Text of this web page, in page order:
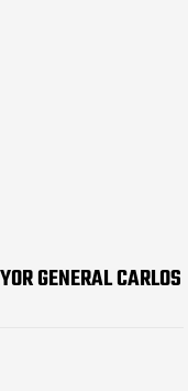
GENERAL CARLOS